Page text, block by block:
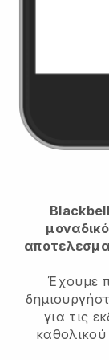
Blackbell
Έχουμε
για τις